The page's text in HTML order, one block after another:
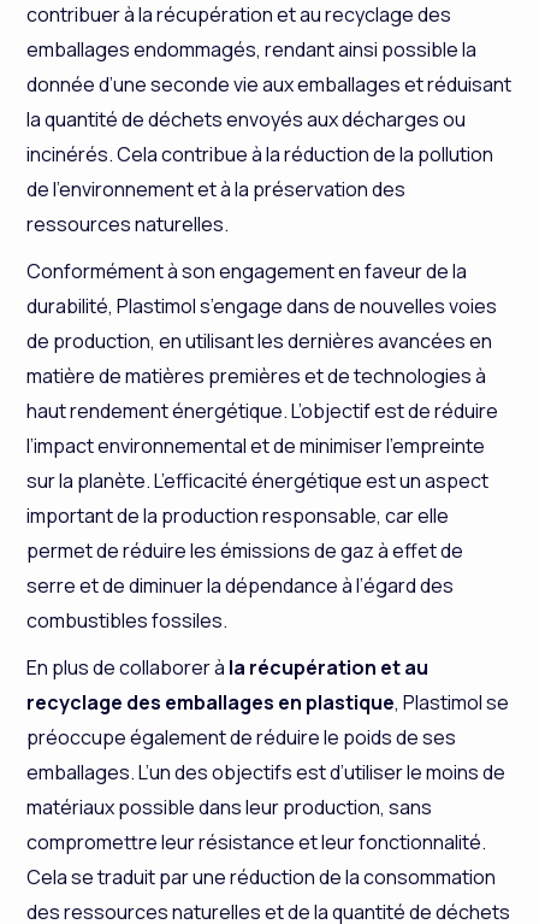
contribuer à la récupération et au recyclage des
emballages endommagés, rendant ainsi possible la
donnée d’une seconde vie aux emballages et réduisant
la quantité de déchets envoyés aux décharges ou
incinérés. Cela contribue à la réduction de la pollution
de l’environnement et à la préservation des
ressources naturelles.
Conformément à son engagement en faveur de la
durabilité, Plastimol s’engage dans de nouvelles voies
de production, en utilisant les dernières avancées en
matière de matières premières et de technologies à
haut rendement énergétique. L’objectif est de réduire
l’impact environnemental et de minimiser l’empreinte
sur la planète. L’efficacité énergétique est un aspect
important de la production responsable, car elle
permet de réduire les émissions de gaz à effet de
serre et de diminuer la dépendance à l’égard des
combustibles fossiles.
En plus de collaborer à la récupération et au
recyclage des emballages en plastique, Plastimol se
préoccupe également de réduire le poids de ses
emballages. L’un des objectifs est d’utiliser le moins de
matériaux possible dans leur production, sans
compromettre leur résistance et leur fonctionnalité.
Cela se traduit par une réduction de la consommation
des ressources naturelles et de la quantité de déchets